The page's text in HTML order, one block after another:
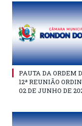
PAUTA DA ORDEM
12ª REUNIÃO
02 DE JUNHO DE